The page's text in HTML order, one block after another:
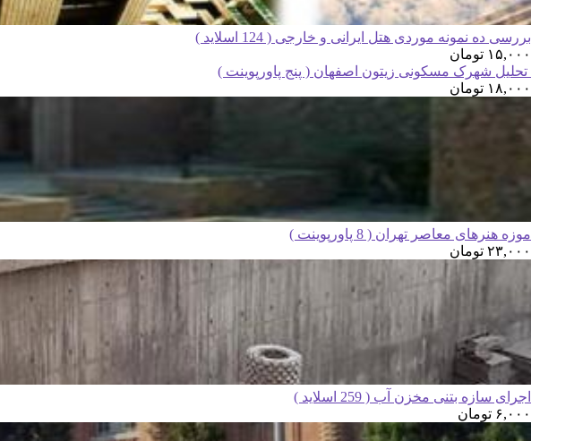
بررسی ده نمونه موردی هتل ایرانی و خارجی ( 124 اسلاید )
۱۵,۰۰۰ تومان
تحلیل شهرک مسکونی زیتون اصفهان ( پنج پاورپوینت )
۱۸,۰۰۰ تومان
موزه هنرهای معاصر تهران ( 8 پاورپوینت )
۲۳,۰۰۰ تومان
اجرای سازه بتنی مخزن آب ( 259 اسلاید )
۶,۰۰۰ تومان